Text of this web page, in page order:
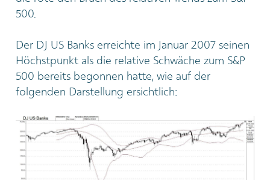
500.
Der DJ US Banks erreichte im Januar 2007 seinen
Höchstpunkt als die relative Schwäche zum S&P
500 bereits begonnen hatte, wie auf der
folgenden Darstellung ersichtlich: